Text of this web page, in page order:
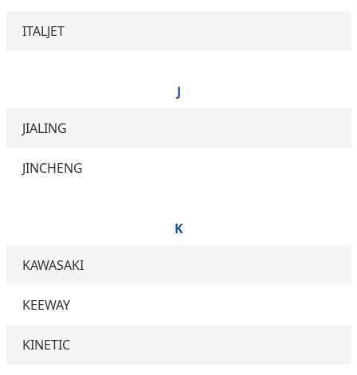
ITALJET
J
JIALING
JINCHENG
K
KAWASAKI
KEEWAY
KINETIC